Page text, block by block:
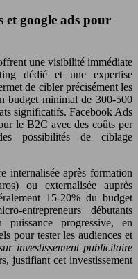
et google ads pour
une visibilité immédiate
dédié et une expertise
de cibler précisément les
budget minimal de 300-500
significatifs. Facebook Ads
le B2C avec des coûts per
possibilités de ciblage
internalisée après formation
ou externalisée auprès
15-20% du budget
entrepreneurs débutants
progressive, en
pour tester les audiences et
investissement publicitaire
justifiant cet investissement